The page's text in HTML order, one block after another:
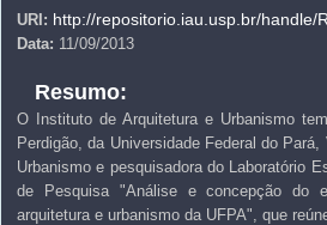
URI: http://repositorio.iau.usp.br/handle/
Data: 11/09/2013
Resumo:
O Instituto de Arquitetura e Urbanismo
Perdigão, da Universidade Federal do
Urbanismo e pesquisadora do Laboratório
de Pesquisa "Análise e concepção do
arquitetura e urbanismo da UFPA", que